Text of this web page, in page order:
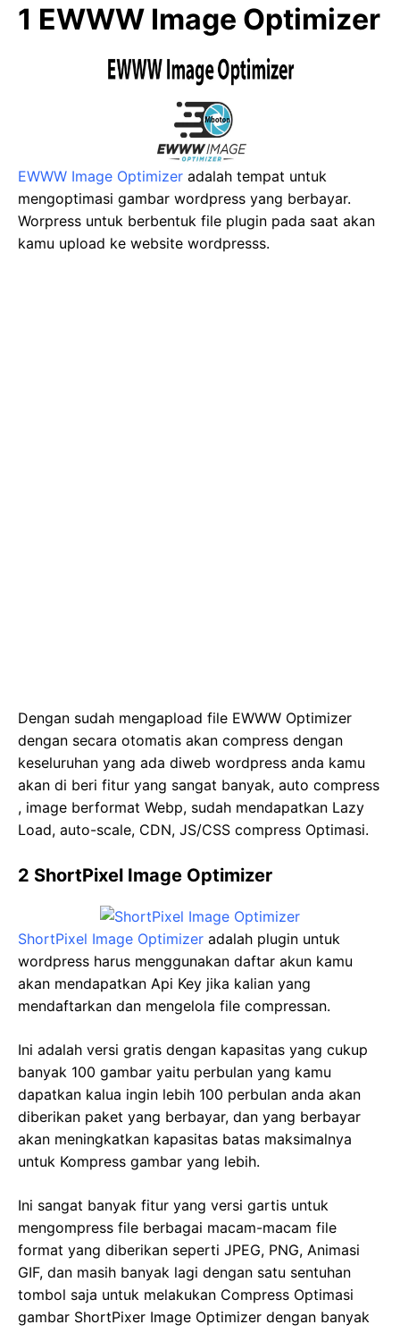
1 EWWW Image Optimizer
EWWW Image Optimizer adalah tempat untuk
mengoptimasi gambar wordpress yang berbayar.
Worpress untuk berbentuk file plugin pada saat akan
kamu upload ke website wordpresss.
Dengan sudah mengapload file EWWW Optimizer
dengan secara otomatis akan compress dengan
keseluruhan yang ada diweb wordpress anda kamu
akan di beri fitur yang sangat banyak, auto compress
, image berformat Webp, sudah mendapatkan Lazy
Load, auto-scale, CDN, JS/CSS compress Optimasi.
2 ShortPixel Image Optimizer
ShortPixel Image Optimizer adalah plugin untuk
wordpress harus menggunakan daftar akun kamu
akan mendapatkan Api Key jika kalian yang
mendaftarkan dan mengelola file compressan.
Ini adalah versi gratis dengan kapasitas yang cukup
banyak 100 gambar yaitu perbulan yang kamu
dapatkan kalua ingin lebih 100 perbulan anda akan
diberikan paket yang berbayar, dan yang berbayar
akan meningkatkan kapasitas batas maksimalnya
untuk Kompress gambar yang lebih.
Ini sangat banyak fitur yang versi gartis untuk
mengompress file berbagai macam-macam file
format yang diberikan seperti JPEG, PNG, Animasi
GIF, dan masih banyak lagi dengan satu sentuhan
tombol saja untuk melakukan Compress Optimasi
gambar ShortPixer Image Optimizer dengan banyak